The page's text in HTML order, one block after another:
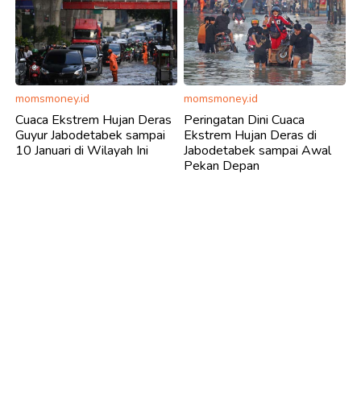
momsmoney.id
Cuaca Ekstrem Hujan Deras
Guyur Jabodetabek sampai
10 Januari di Wilayah Ini
momsmoney.id
Peringatan Dini Cuaca
Ekstrem Hujan Deras di
Jabodetabek sampai Awal
Pekan Depan